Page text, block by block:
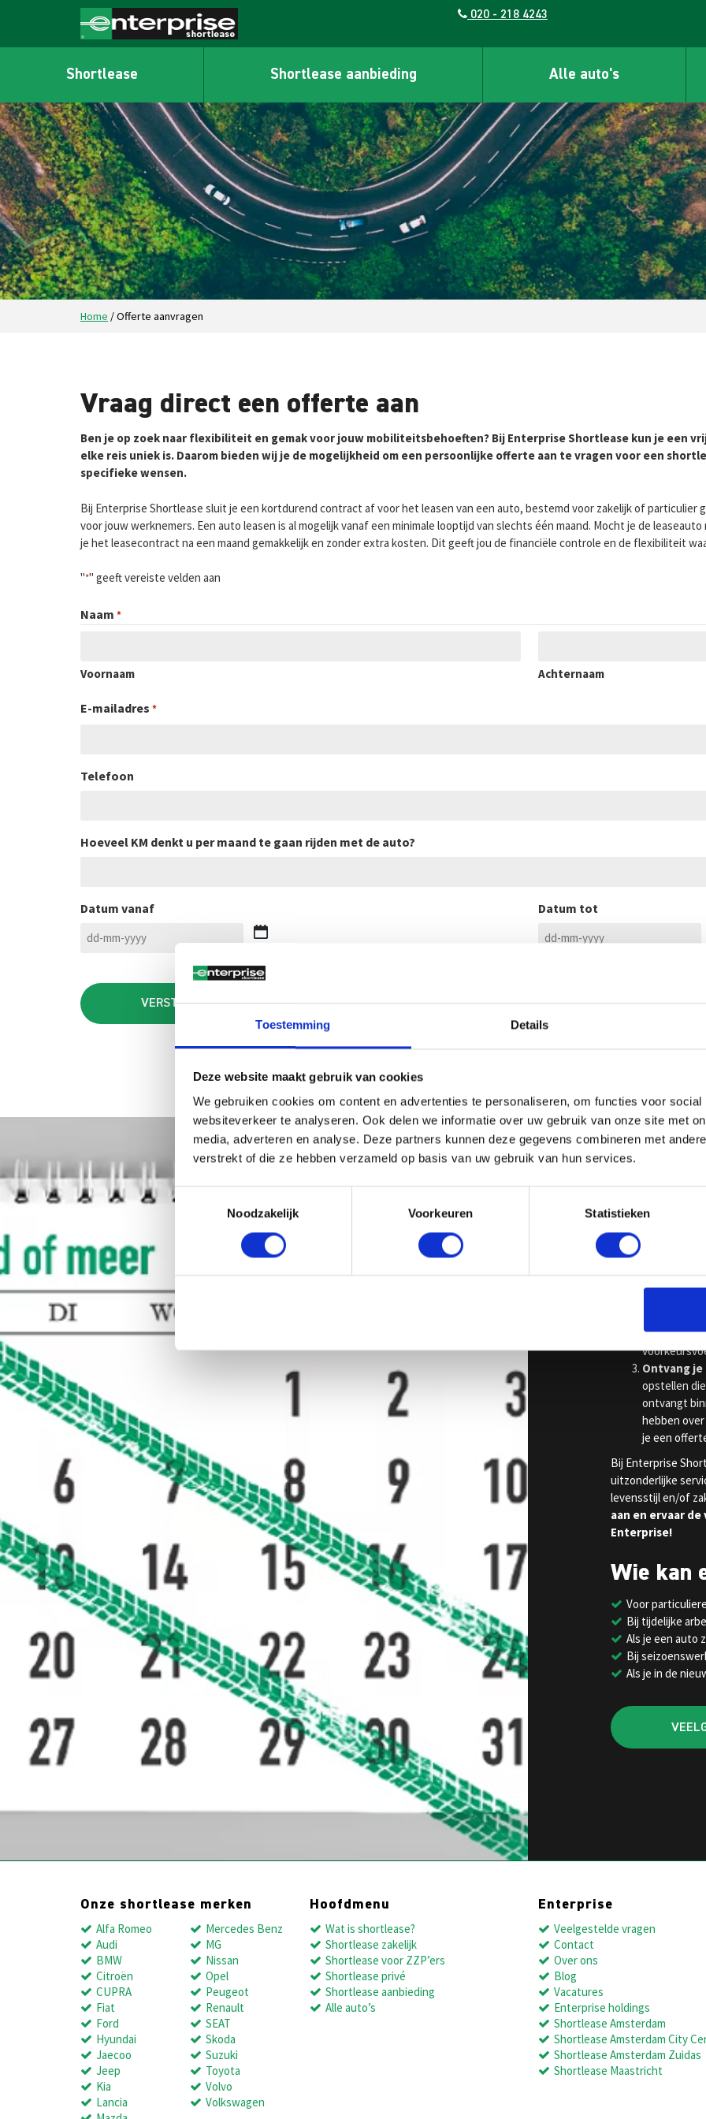
Toestemming Details
Deze website maakt gebruik van cookies
We gebruiken cookies om content en advertenties te personaliseren, om functies voor
websiteverkeer te analyseren. Ook delen we informatie over uw gebruik van onze site met
media, adverteren en analyse. Deze partners kunnen deze gegevens combineren met
verstrekt of die ze hebben verzameld op basis van uw gebruik van hun services.
Toestemmingsselectie
Noodzakelijk
Voorkeuren Statistieken
020 - 218 4243
Shortlease Shortlease aanbieding Alle auto's
Home /Offerte aanvragen
Vraag direct een offerte aan
Ben je op zoek naar flexibiliteit en gemak voor jouw mobiliteitsbehoeften? Bij Enterprise Shortlease kun je een
elke reis uniek is. Daarom bieden wij je de mogelijkheid om een persoonlijke offerte aan te vragen voor een
specifieke wensen.
Bij Enterprise Shortlease sluit je een kortdurend contract af voor het leasen van een auto, bestemd voor zakelijk of particulier
voor jouw werknemers. Een auto leasen is al mogelijk vanaf een minimale looptijd van slechts één maand. Mocht je de
je het leasecontract na een maand gemakkelijk en zonder extra kosten. Dit geeft jou de financiële controle en de flexibiliteit
"*" geeft vereiste velden aan
Naam *
Voornaam Achternaam
E-mailadres *
Telefoon
Hoeveel KM denkt u per maand te gaan rijden met de auto?
Datum vanaf
DD
MM
dash
JJJJ
Datum tot
DD
Hoe
Ontvang
opstellen
ontvangt
hebben
je een
Bij Enterprise
uitzonderlijke
levensstijl en/of
aan en ervaar
Enterprise!
Wie kan
Voor
Bij tijdelijke
Als je een auto
Bij
Als je in de
Onze shortlease merken
Alfa Romeo
Audi
BMW
Citroën
CUPRA
Fiat
Ford
Hyundai
Jaecoo
Jeep
Kia
Lancia
Mercedes Benz
MG
Nissan
Opel
Peugeot
Renault
SEAT
Skoda
Suzuki
Toyota
Volvo
Volkswagen
Hoofdmenu
Wat is shortlease?
Shortlease zakelijk
Shortlease voor ZZP’ers
Shortlease privé
Shortlease aanbieding
Alle auto’s
Enterprise
Veelgestelde vragen
Contact
Over ons
Blog
Vacatures
Enterprise holdings
Shortlease Amsterdam
Shortlease Amsterdam City
Shortlease Amsterdam Zuidas
Shortlease Maastricht